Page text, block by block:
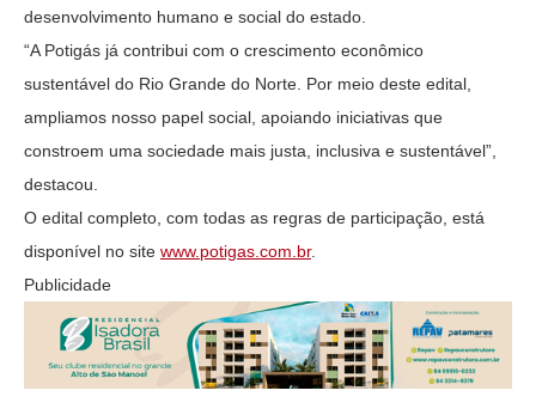
desenvolvimento humano e social do estado.
“A Potigás já contribui com o crescimento econômico
sustentável do Rio Grande do Norte. Por meio deste edital,
ampliamos nosso papel social, apoiando iniciativas que
constroem uma sociedade mais justa, inclusiva e sustentável”,
destacou.
O edital completo, com todas as regras de participação, está
disponível no site www.potigas.com.br.
Publicidade